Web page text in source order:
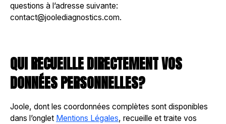
questions à l’adresse suivante:
contact@joolediagnostics.com.
QUI RECUEILLE DIRECTEMENT VOS
DONNÉES PERSONNELLES?
Joole, dont les coordonnées complètes sont disponibles
dans l’onglet Mentions Légales, recueille et traite vos